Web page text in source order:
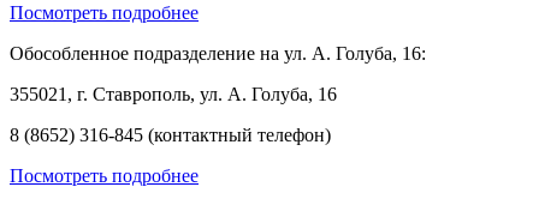
Посмотреть подробнее
Обособленное подразделение на ул. А. Голуба, 16:
355021, г. Ставрополь, ул. А. Голуба, 16
8 (8652) 316-845 (контактный телефон)
Посмотреть подробнее